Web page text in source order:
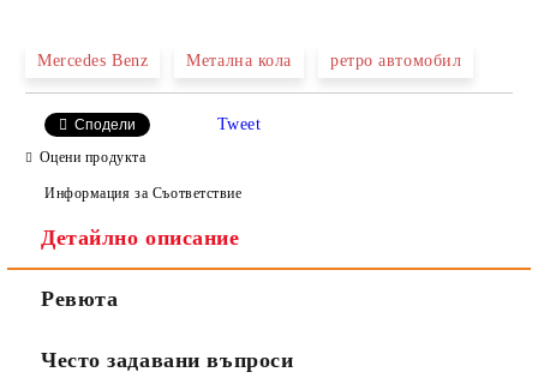
Ние ще се свържем с вас в рамките на работния ден.
Mercedes Benz Метална колa ретро автомобил
Сподели Tweet
Оцени продукта
Информация за Съответствие
Детайлно описание
Ревюта
Често задавани въпроси